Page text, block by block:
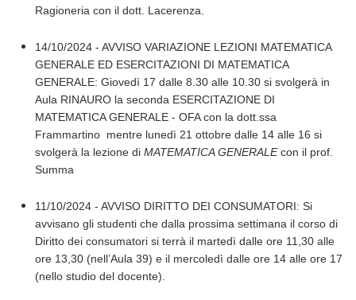
Ragioneria con il dott. Lacerenza.
14/10/2024 - AVVISO VARIAZIONE LEZIONI MATEMATICA
GENERALE ED ESERCITAZIONI DI MATEMATICA
GENERALE: Giovedì 17 dalle 8.30 alle 10.30 si svolgerà in
Aula RINAURO la seconda ESERCITAZIONE DI
MATEMATICA GENERALE - OFA con la dott.ssa
Frammartino mentre lunedì 21 ottobre dalle 14 alle 16 si
svolgerà la lezione di MATEMATICA GENERALEcon il prof.
Summa
11/10/2024 - AVVISO DIRITTO DEI CONSUMATORI: Si
avvisano gli studenti che dalla prossima settimana il corso di
Diritto dei consumatori si terrà il martedì dalle ore 11,30 alle
ore 13,30 (nell’Aula 39) e il mercoledì dalle ore 14 alle ore 17
(nello studio del docente).